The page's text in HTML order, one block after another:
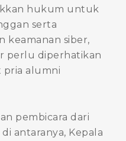
hukum untuk
serta
keamanan siber,
perlu diperhatikan
pria alumni
pembicara dari
antaranya, Kepala